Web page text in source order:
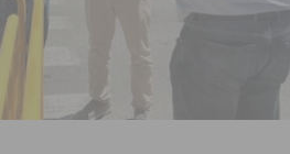
y la continuidad educativa del alumnado del
los 78.000 espectadores